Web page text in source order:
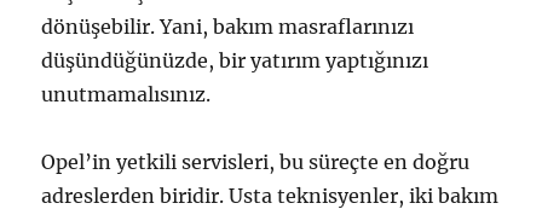
dönüşebilir. Yani, bakım masraflarınızı
düşündüğünüzde, bir yatırım yaptığınızı
unutmamalısınız.
Opel’in yetkili servisleri, bu süreçte en doğru
adreslerden biridir. Usta teknisyenler, iki bakım